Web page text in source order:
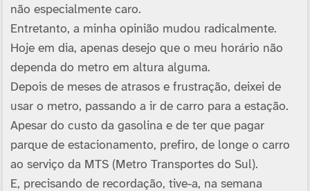
não especialmente caro.
Entretanto, a minha opinião mudou radicalmente.
Hoje em dia, apenas desejo que o meu horário não
dependa do metro em altura alguma.
Depois de meses de atrasos e frustração, deixei de
usar o metro, passando a ir de carro para a estação.
Apesar do custo da gasolina e de ter que pagar
parque de estacionamento, prefiro, de longe o carro
ao serviço da MTS (Metro Transportes do Sul).
E, precisando de recordação, tive-a, na semana